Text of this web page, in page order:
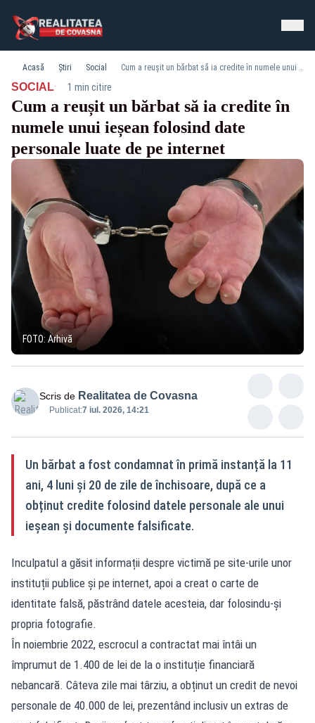
Acasă Știri Social Cum a reușit un bărbat să ia credite în numele unui ieșean folosind date personale luate de pe internet
SOCIAL· 1 min citire
Cum a reușit un bărbat să ia credite în
numele unui ieșean folosind date
personale luate de pe internet
FOTO: Arhivă
Scris de Realitatea de Covasna
Publicat:7 iul. 2026, 14:21
Un bărbat a fost condamnat în primă instanță la 11
ani, 4 luni și 20 de zile de închisoare, după ce a
obținut credite folosind datele personale ale unui
ieșean și documente falsificate.
Inculpatul a găsit informații despre victimă pe site-urile unor
instituții publice și pe internet, apoi a creat o carte de
identitate falsă, păstrând datele acesteia, dar folosindu-și
propria fotografie.
În noiembrie 2022, escrocul a contractat mai întâi un
împrumut de 1.400 de lei de la o instituție financiară
nebancară. Câteva zile mai târziu, a obținut un credit de nevoi
personale de 40.000 de lei, prezentând inclusiv un extras de